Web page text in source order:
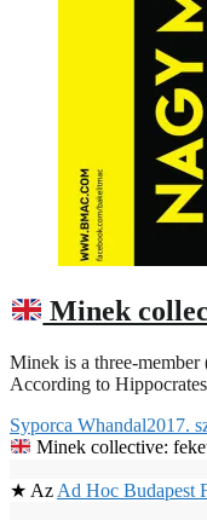
Minek
Minek is a three-
According to
Syporca Whandal2017.
Minek collective:
★ Az Ad Hoc Budapest